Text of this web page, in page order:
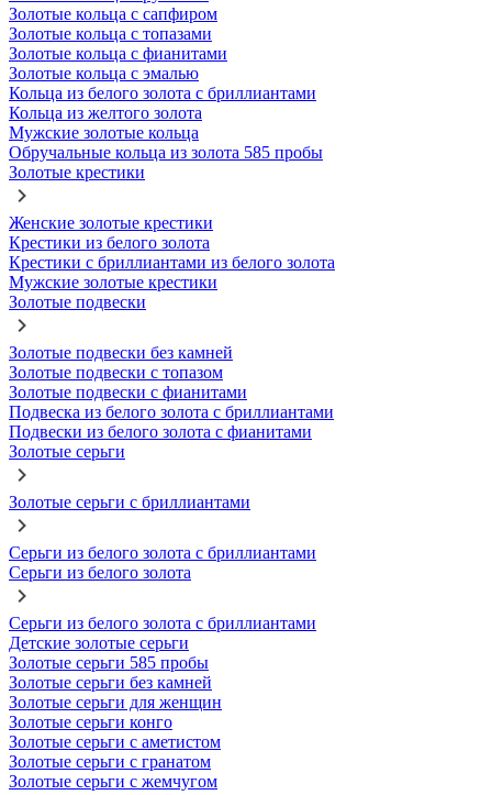
Золотые кольца с сапфиром
Золотые кольца с топазами
Золотые кольца с фианитами
Золотые кольца с эмалью
Кольца из белого золота с бриллиантами
Кольца из желтого золота
Мужские золотые кольца
Обручальные кольца из золота 585 пробы
Золотые крестики
Женские золотые крестики
Крестики из белого золота
Крестики с бриллиантами из белого золота
Мужские золотые крестики
Золотые подвески
Золотые подвески без камней
Золотые подвески с топазом
Золотые подвески с фианитами
Подвеска из белого золота с бриллиантами
Подвески из белого золота с фианитами
Золотые серьги
Золотые серьги с бриллиантами
Серьги из белого золота с бриллиантами
Серьги из белого золота
Серьги из белого золота с бриллиантами
Детские золотые серьги
Золотые серьги 585 пробы
Золотые серьги без камней
Золотые серьги для женщин
Золотые серьги конго
Золотые серьги с аметистом
Золотые серьги с гранатом
Золотые серьги с жемчугом